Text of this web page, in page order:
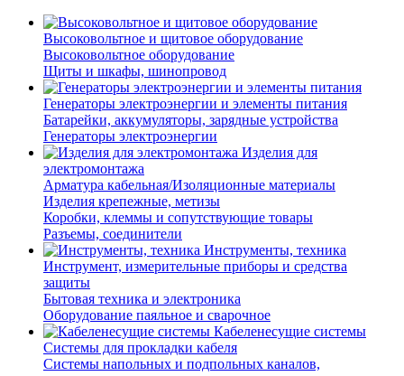
Высоковольтное и щитовое оборудование
Высоковольтное оборудование
Щиты и шкафы, шинопровод
Генераторы электроэнергии и элементы питания
Батарейки, аккумуляторы, зарядные устройства
Генераторы электроэнергии
Изделия для
электромонтажа
Арматура кабельная/Изоляционные материалы
Изделия крепежные, метизы
Коробки, клеммы и сопутствующие товары
Разъемы, соединители
Инструменты, техника
Инструмент, измерительные приборы и средства
защиты
Бытовая техника и электроника
Оборудование паяльное и сварочное
Кабеленесущие системы
Системы для прокладки кабеля
Системы напольных и подпольных каналов,